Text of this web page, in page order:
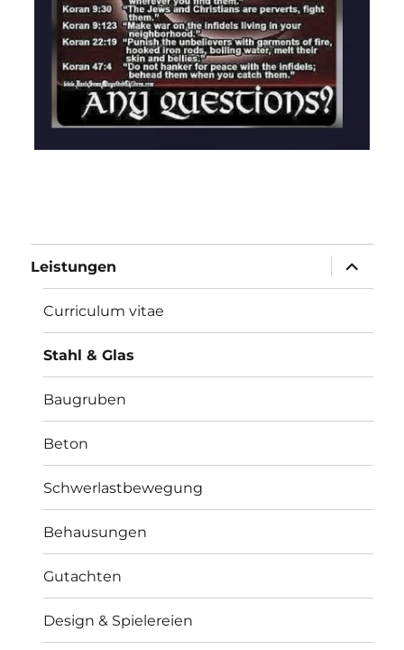
Leistungen
öffnen
Curriculum vitae
Stahl & Glas
Baugruben
Beton
Schwerlastbewegung
Behausungen
Gutachten
Design & Spielereien